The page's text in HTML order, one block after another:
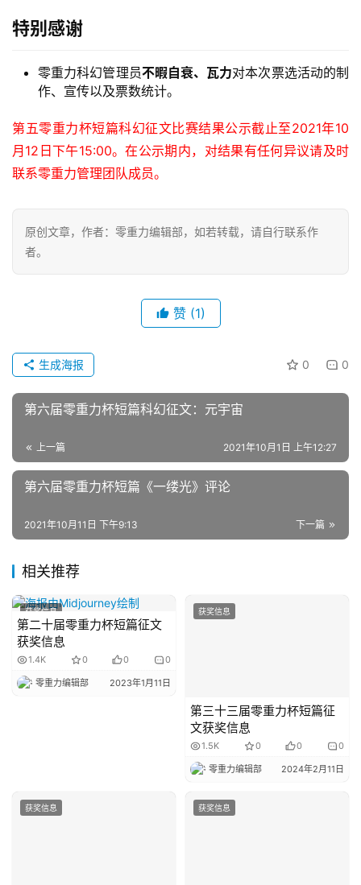
特别感谢
零重力科幻管理员不暇自衰、瓦力对本次票选活动的制
作、宣传以及票数统计。
第五零重力杯短篇科幻征文比赛结果公示截止至2021年10
月12日下午15:00。在公示期内，对结果有任何异议请及时
联系零重力管理团队成员。
原创文章，作者：零重力编辑部，如若转载，请自行联系作
者。
赞 (1)
0 0
生成海报
第六届零重力杯短篇科幻征文：元宇宙
上一篇 2021年10月1日 上午12:27
第六届零重力杯短篇《一缕光》评论
下一篇
2021年10月11日 下午9:13
相关推荐
获奖信息
第二十届零重力杯短篇征文
获奖信息
1.4K 0 0 0
零重力编辑部 2023年1月11日
获奖信息
第三十三届零重力杯短篇征
文获奖信息
1.5K 0 0 0
零重力编辑部 2024年2月11日
获奖信息 获奖信息